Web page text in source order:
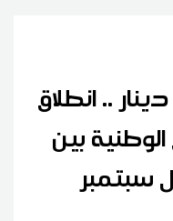
مليون دينار .. انطلاق
بين
سبتمبر